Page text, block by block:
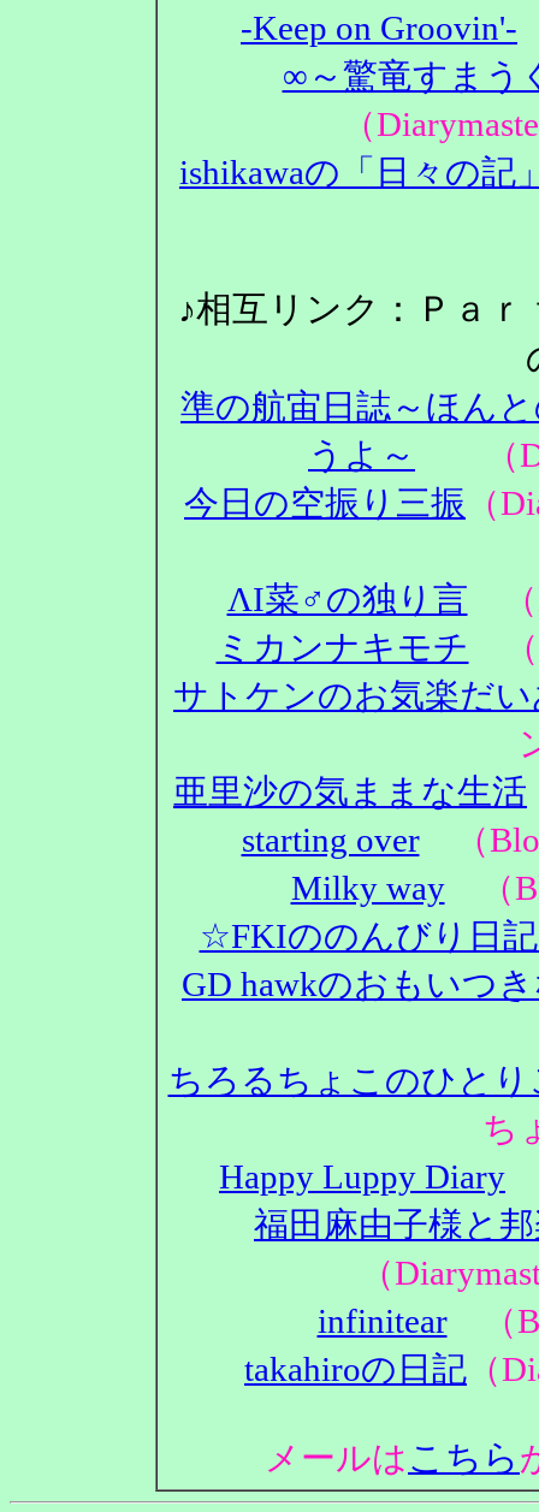
-Keep on Groovin'-
∞～驚竜すまう
（
ishikawaの「日々の記
♪相互リンク：Ｐａ
準の航宙日誌～ほん
うよ～
（
今日の空振り三振 （
ΛΙ菜♂の独り言 （
ミカンナキモチ （
サトケンのお気楽だ
亜里沙の気ままな生活
starting over（
Milky way（
☆FKIののんびり日
GD hawkのおもいつ
ちろるちょこのひとり
ち
Happy Luppy Diary
福田麻由子様と
（
infinitear（
takahiroの日記 （
メールはこちら